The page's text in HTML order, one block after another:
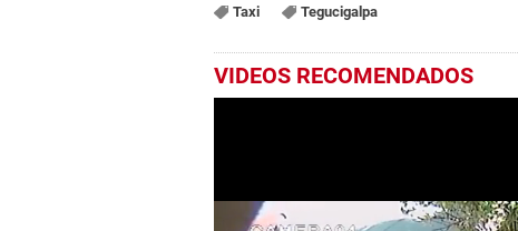
Taxi Tegucigalpa
VIDEOS RECOMENDADOS